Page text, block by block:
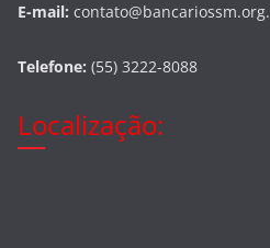
E-mail:
Telefone: (55) 3222-8088
Localização: